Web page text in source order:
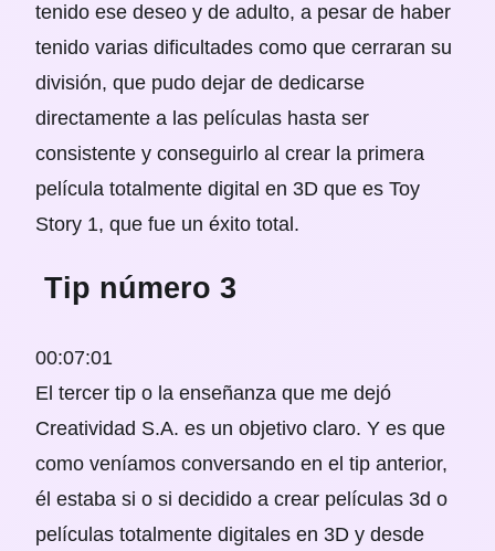
tenido ese deseo y de adulto, a pesar de haber
tenido varias dificultades como que cerraran su
división, que pudo dejar de dedicarse
directamente a las películas hasta ser
consistente y conseguirlo al crear la primera
película totalmente digital en 3D que es Toy
Story 1, que fue un éxito total.
Tip número 3
00:07:01
El tercer tip o la enseñanza que me dejó
Creatividad S.A. es un objetivo claro. Y es que
como veníamos conversando en el tip anterior,
él estaba si o si decidido a crear películas 3d o
películas totalmente digitales en 3D y desde